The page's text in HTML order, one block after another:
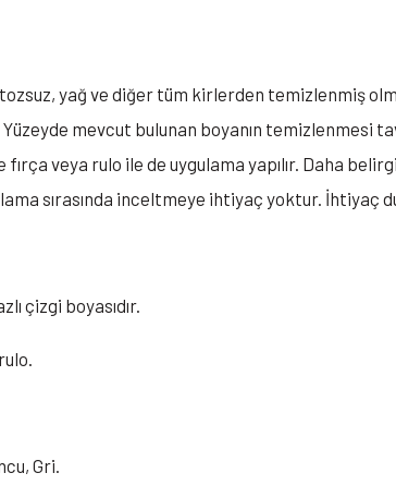
yağ ve diğer tüm kirlerden temizlenmiş
Yüzeyde mevcut bulunan boyanın
veya rulo ile de uygulama yapılır. Daha
sırasında inceltmeye ihtiyaç yoktur.
çizgi boyasıdır.
Gri.